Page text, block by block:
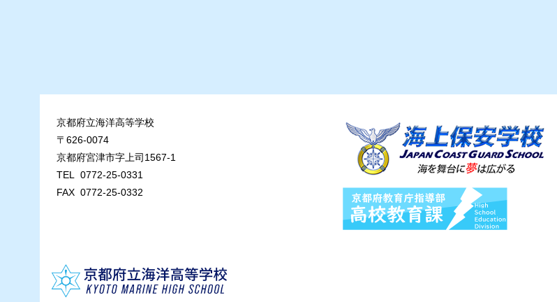
京都府立海洋高等学校
〒626-0074
京都府宮津市字上司1567-1
TEL 0772-25-0331
FAX 0772-25-0332